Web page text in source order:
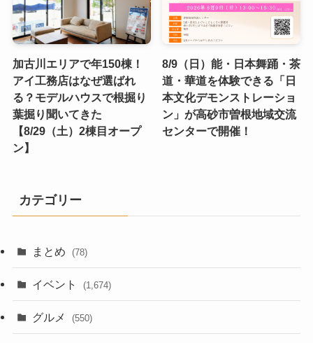
加古川エリアで年150棟！
アイ工務店はなぜ選ばれ
る？モデルハウスで根掘り
葉掘り聞いてきた
【8/29（土）2棟目オープ
ン】
8/9（日）能・日本舞踊・茶
道・華道を体験できる「日
本文化デモンストレーショ
ン」が高砂市曽根地域交流
センターで開催！
カテゴリー
まとめ (78)
イベント (1,674)
グルメ (550)